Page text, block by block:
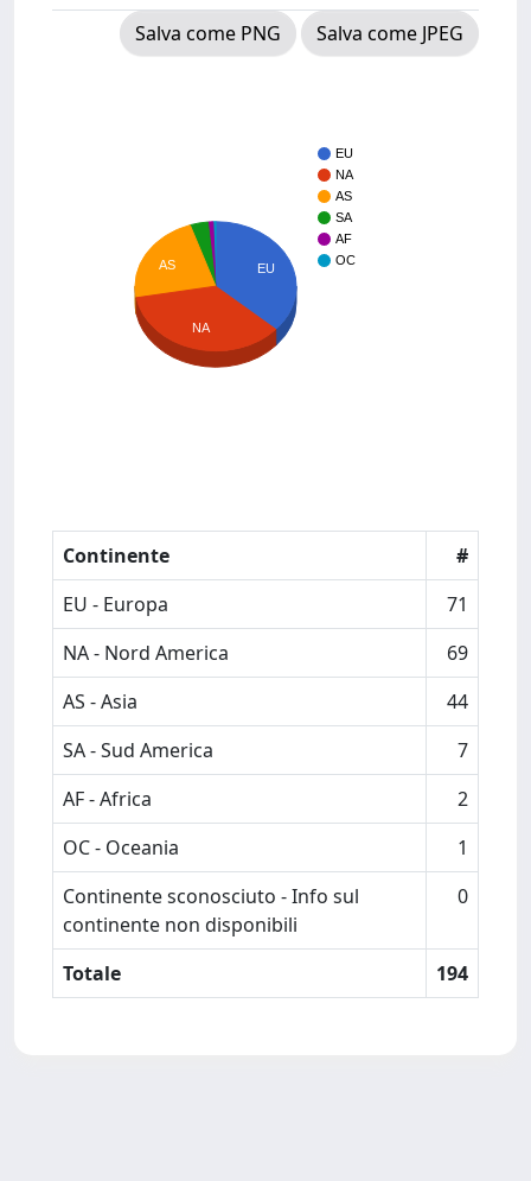
Salva come PNG
Salva come JPEG
EU
NA
AS
SA
AF
OC
EU
AS
NA
Continente
#
EU - Europa
71
NA - Nord America
69
AS - Asia
44
SA - Sud America
7
AF - Africa
2
OC - Oceania
1
Continente sconosciuto - Info sul
continente non disponibili
0
Totale 194